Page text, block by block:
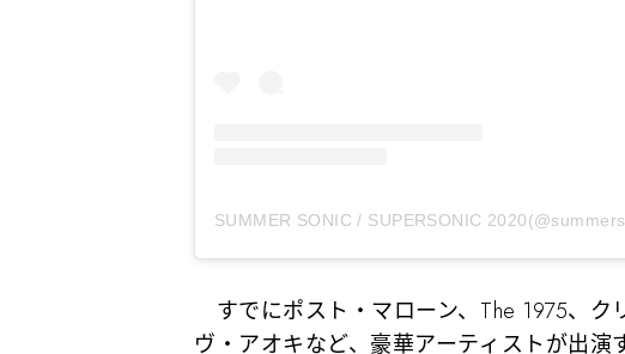
すでにポスト・マローン、The 1975、ク
ヴ・アオキなど、豪華アーティストが出